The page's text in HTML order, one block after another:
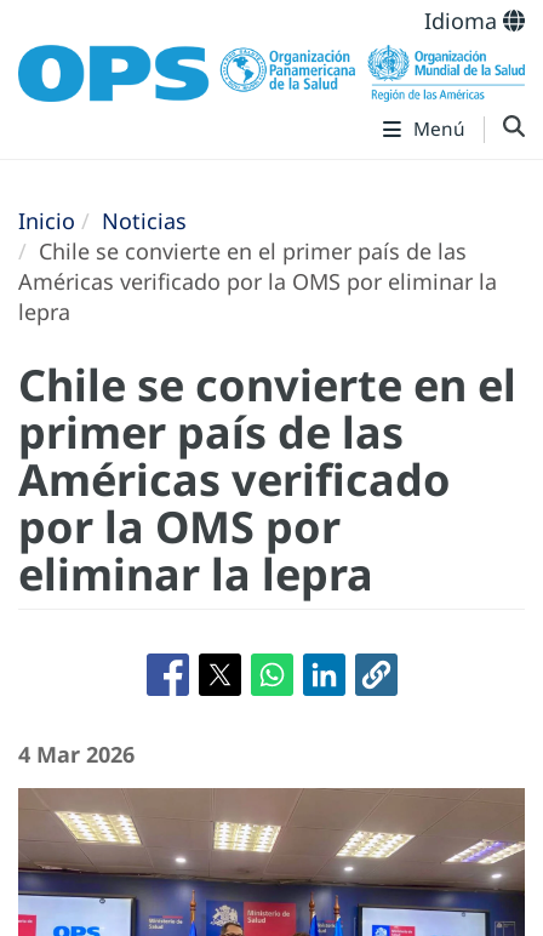
Idioma
Menú
Inicio
Noticias
Chile se convierte en el primer país de las
Américas verificado por la OMS por eliminar la
lepra
Chile se convierte en el
primer país de las
Américas verificado
por la OMS por
eliminar la lepra
4 Mar 2026